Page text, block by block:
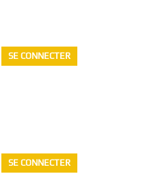
SE CONNECTER
SE CONNECTER